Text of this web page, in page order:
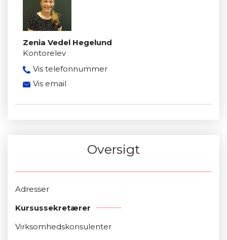
Zenia Vedel Hegelund
Kontorelev
Vis telefonnummer
89503319
Vis email
zeht@mercantec.dk
Oversigt
Adresser
Kursussekretærer
Virksomhedskonsulenter